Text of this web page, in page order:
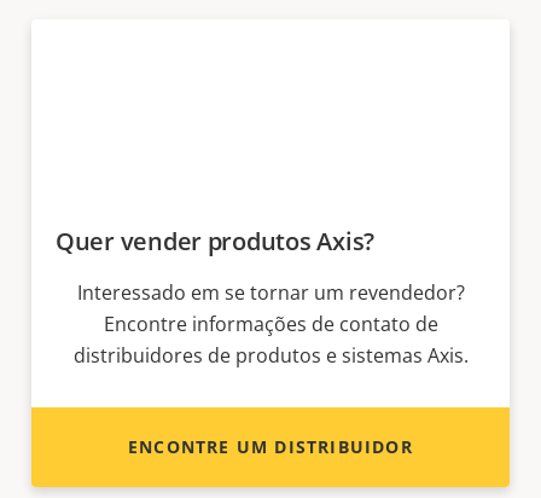
Quer vender produtos Axis?
Interessado em se tornar um revendedor?
Encontre informações de contato de
distribuidores de produtos e sistemas Axis.
ENCONTRE UM DISTRIBUIDOR